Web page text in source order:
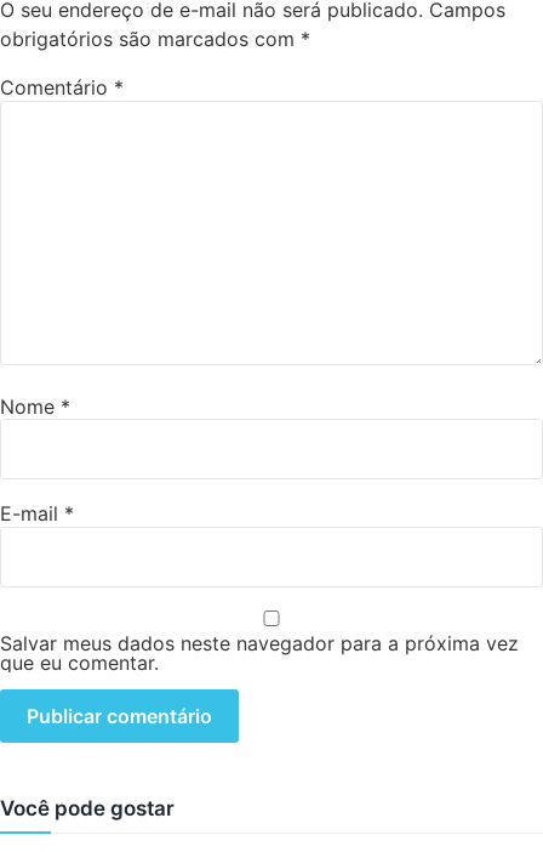
O seu endereço de e-mail não será publicado. Campos
obrigatórios são marcados com *
Comentário *
Nome *
E-mail *
Salvar meus dados neste navegador para a próxima vez
que eu comentar.
Você pode gostar